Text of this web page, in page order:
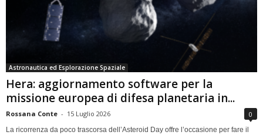
Astronautica ed Esplorazione Spaziale
Hera: aggiornamento software per la
missione europea di difesa planetaria in...
Rossana Conte - 15 Luglio 2026 0
La ricorrenza da poco trascorsa dell’Asteroid Day offre l’occasione per fare il